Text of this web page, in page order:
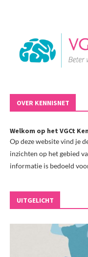
OVER KENNISNET
Welkom op het VGCt
Op deze website vind je
inzichten op het gebied
informatie is bedoeld
UITGELICHT